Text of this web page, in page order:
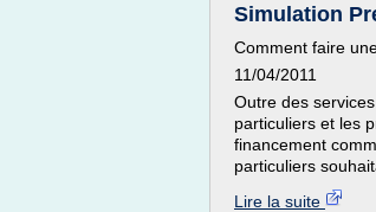
Simulation
Comment faire
11/04/2011
Outre des
particuliers et les
financement
particuliers
Lire la suite